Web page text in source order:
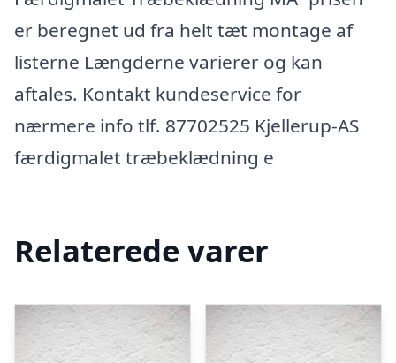
er beregnet ud fra helt tæt montage af
listerne Længderne varierer og kan
aftales. Kontakt kundeservice for
nærmere info tlf. 87702525 Kjellerup-AS
færdigmalet træbeklædning e
Relaterede varer